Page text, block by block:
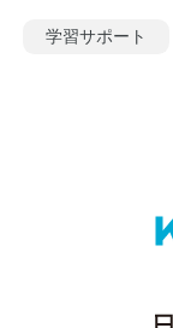
学習サポート